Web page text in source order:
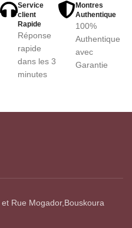
Service
client
Rapide
Réponse
rapide
dans les 3
minutes
Montres
Authentique
100%
Authentique
avec
Garantie
Rue Mogador,Bouskoura